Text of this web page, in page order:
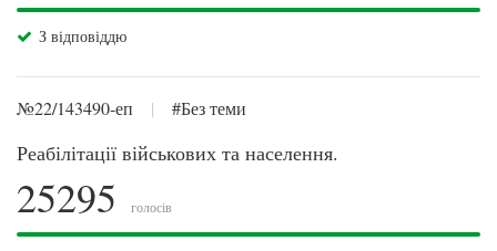
З відповіддю
№22/143490-еп | #Без теми
Реабілітації військових та населення.
25295 голосів